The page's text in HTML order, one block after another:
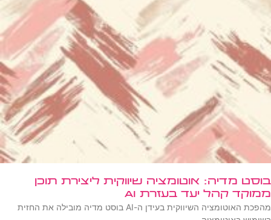
בוסט מדיה: אוטומציה שיווקית ליצירת תוכן
ממוקד קהל יעד בעזרת AI
מהפכת האוטומציה השיווקית בעידן ה-AI בוסט מדיה מובילה את החזית